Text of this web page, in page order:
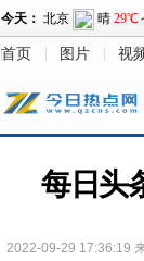
首页 图片 视
每日头
2022-09-29 17:36:19